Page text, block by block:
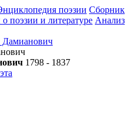
поэзии Сборник
о поэзии и литературе Анализ
Дамианович
1798 - 1837